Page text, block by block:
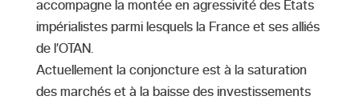
accompagne la montée en agressivité des États
impérialistes parmi lesquels la France et ses alliés
de l’OTAN.
Actuellement la conjoncture est à la saturation
des marchés et à la baisse des investissements